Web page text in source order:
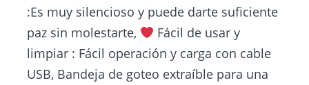
:Es muy silencioso y puede darte suficiente
paz sin molestarte,
Fácil de usar y
limpiar : Fácil operación y carga con cable
USB, Bandeja de goteo extraíble para una